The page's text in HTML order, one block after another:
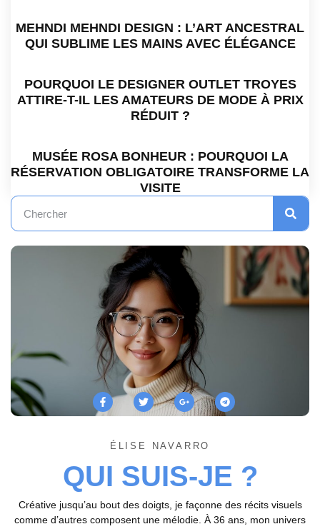
MEHNDI MEHNDI DESIGN : L’ART ANCESTRAL
QUI SUBLIME LES MAINS AVEC ÉLÉGANCE
POURQUOI LE DESIGNER OUTLET TROYES
ATTIRE-T-IL LES AMATEURS DE MODE À PRIX
RÉDUIT ?
MUSÉE ROSA BONHEUR : POURQUOI LA
RÉSERVATION OBLIGATOIRE TRANSFORME LA
VISITE
ÉLISE NAVARRO
QUI SUIS-JE ?
Créative jusqu’au bout des doigts, je façonne des récits visuels
comme d’autres composent une mélodie. À 36 ans, mon univers